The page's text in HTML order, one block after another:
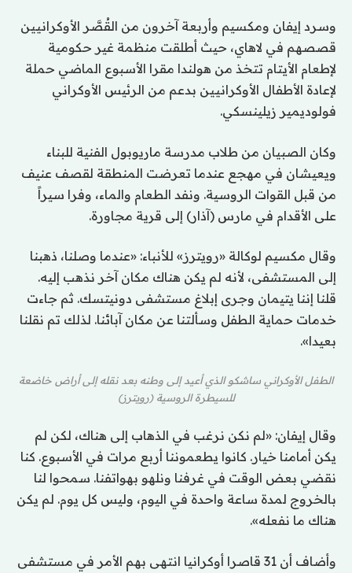
وسرد إيفان ومكسيم وأربعة آخرون من القُصَّر الأوكرانيين
قصصهم في لاهاي، حيث أطلقت منظمة غير حكومية
لإطعام الأيتام تتخذ من هولندا مقرا الأسبوع الماضي حملة
لإعادة الأطفال الأوكرانيين بدعم من الرئيس الأوكراني
فولوديمير زيلينسكي.
وكان الصبيان من طلاب مدرسة ماريوبول الفنية للبناء
ويعيشان في مهجع عندما تعرضت المنطقة لقصف عنيف
من قبل القوات الروسية. ونفد الطعام والماء، وفرا سيراً
على الأقدام في مارس (آذار) إلى قرية مجاورة.
وقال مكسيم لوكالة «رويترز» للأنباء: «عندما وصلنا، ذهبنا
إلى المستشفى، لأنه لم يكن هناك مكان آخر نذهب إليه.
قلنا إننا يتيمان وجرى إبلاغ مستشفى دونيتسك. ثم جاءت
خدمات حماية الطفل وسألتنا عن مكان آبائنا. لذلك تم نقلنا
بعيدا».
الطفل الأوكراني ساشكو الذي أعيد إلى وطنه بعد نقله إلى أراض خاضعة
للسيطرة الروسية (رويترز)
وقال إيفان: «لم نكن نرغب في الذهاب إلى هناك، لكن لم
يكن أمامنا خيار. كانوا يطعموننا أربع مرات في الأسبوع. كنا
نقضي بعض الوقت في غرفنا ونلهو بهواتفنا. سمحوا لنا
بالخروج لمدة ساعة واحدة في اليوم، وليس كل يوم. لم يكن
هناك ما نفعله».
وأضاف أن 31 قاصرا أوكرانيا انتهى بهم الأمر في مستشفى